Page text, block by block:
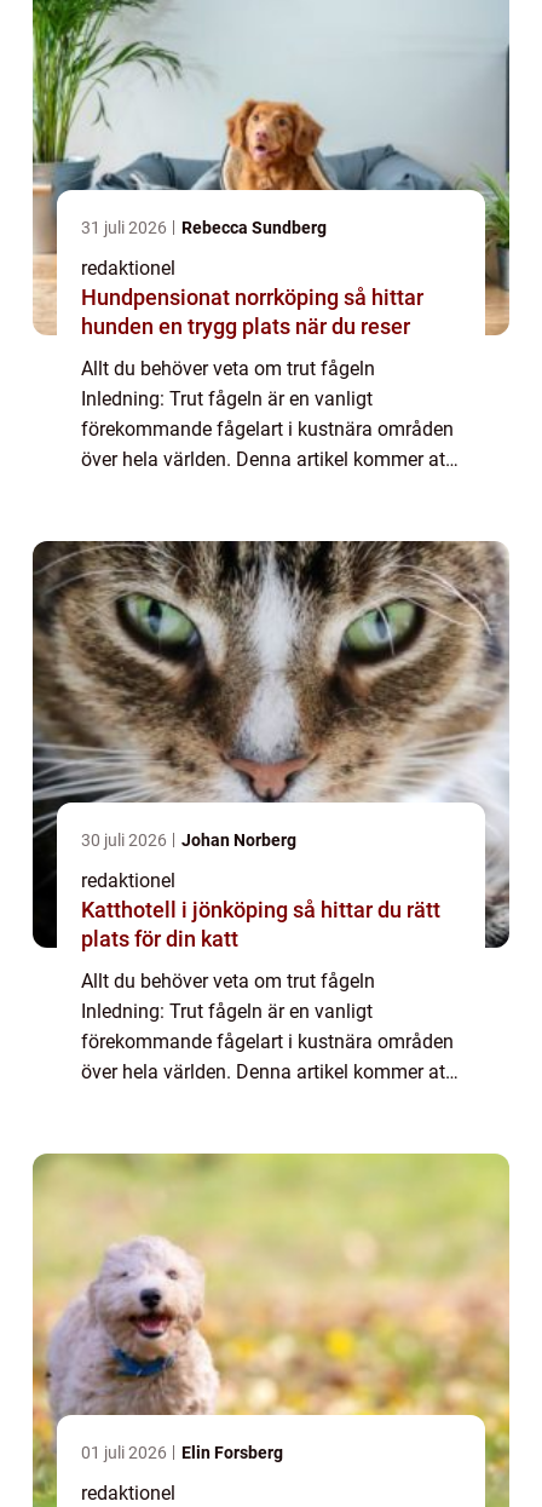
31 juli 2026 Rebecca Sundberg
redaktionel
Hundpensionat norrköping så hittar
hunden en trygg plats när du reser
Allt du behöver veta om trut fågeln
Inledning: Trut fågeln är en vanligt
förekommande fågelart i kustnära områden
över hela världen. Denna artikel kommer att
popu...
30 juli 2026 Johan Norberg
redaktionel
Katthotell i jönköping så hittar du rätt
plats för din katt
Allt du behöver veta om trut fågeln
Inledning: Trut fågeln är en vanligt
förekommande fågelart i kustnära områden
över hela världen. Denna artikel kommer att
popu...
01 juli 2026 Elin Forsberg
redaktionel